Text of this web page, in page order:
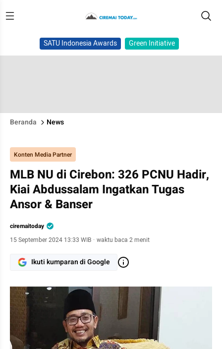
SATU Indonesia Awards Green Initiative
Beranda News
Konten Media Partner
MLB NU di Cirebon: 326 PCNU Hadir,
Kiai Abdussalam Ingatkan Tugas
Ansor & Banser
ciremaitoday
15 September 2024 13:33 WIB · waktu baca 2 menit
Ikuti kumparan di Google